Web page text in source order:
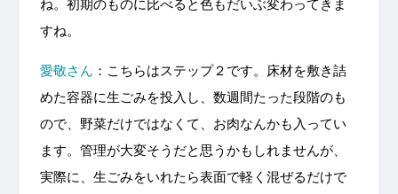
ね。初期のものに比べると色もだいぶ変わってきま
すね。
愛敬さん ：こちらはステップ２です。床材を敷き詰
めた容器に生ごみを投入し、数週間たった段階のも
ので、野菜だけではなくて、お肉なんかも入ってい
ます。管理が大変そうだと思うかもしれませんが、
実際に、生ごみをいれたら表面で軽く混ぜるだけで